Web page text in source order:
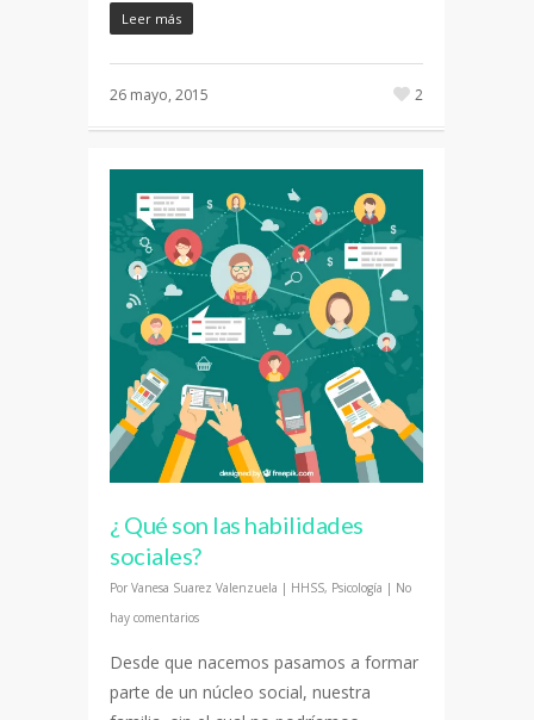
Leer más
26 mayo, 2015 2
¿ Qué son las habilidades
sociales?
Por Vanesa Suarez Valenzuela | HHSS, Psicología | No
hay comentarios
Desde que nacemos pasamos a formar
parte de un núcleo social, nuestra